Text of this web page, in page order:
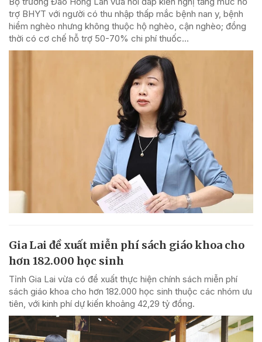
trợ BHYT với người có thu nhập thấp mắc bệnh nan y, bệnh
hiểm nghèo nhưng không thuộc hộ nghèo, cận nghèo; đồng
thời có cơ chế hỗ trợ 50-70% chi phí thuốc...
Gia Lai đề xuất miễn phí sách giáo khoa cho
hơn 182.000 học sinh
Tỉnh Gia Lai vừa có đề xuất thực hiện chính sách miễn phí
sách giáo khoa cho hơn 182.000 học sinh thuộc các nhóm ưu
tiên, với kinh phí dự kiến khoảng 42,29 tỷ đồng.